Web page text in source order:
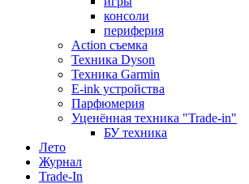
консоли
периферия
Action съемка
Техника Dyson
Техника Garmin
E-ink устройства
Парфюмерия
Уценённая техника "Trade-in"
БУ техника
Лето
Журнал
Trade-In